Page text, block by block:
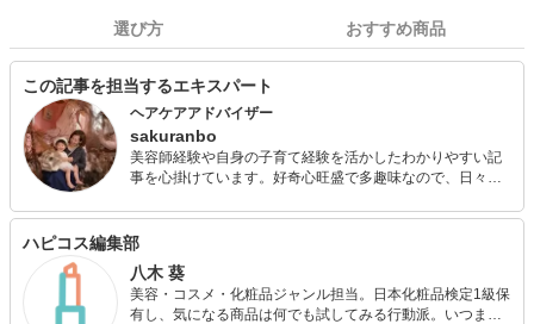
選び方 おすすめ商品
この記事を担当するエキスパート
ヘアケアアドバイザー
sakuranbo
美容師経験や自身の子育て経験を活かしたわかりやすい記
事を心掛けています。好奇心旺盛で多趣味なので、日々学
ジが好きなので美容師時代は趣味のカメラでモデルを使っ
た撮影や、コンテストでの入賞経験あり。海外生活を経て
ます。 忙しくても手抜きでもおしゃれを楽しみたい、そん
な女性を応援します！ ◆美容師免許◆ヘアケアマイスター
ハピコス編集部
八木 葵
美容・コスメ・化粧品ジャンル担当。日本化粧品検定1級保
有し、気になる商品は何でも試してみる行動派。いつまで